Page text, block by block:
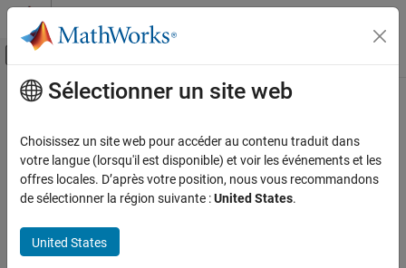
Passer au contenu
Activer/désactiver l'affichage du menu
Accueil de la documentation
Embedded Coder
Code and Tool Customization
Model Configuration Set Customization
Code Generation Configuration Sets
Contenu principal
Eliminated / virtual blocks
Include a summary of eliminated and virtual blocks in the code
generation report
Description
Sélectionner un site web
Choisissez un site web pour accéder au contenu traduit dans
votre langue (lorsqu'il est disponible) et voir les événements et les
offres locales. D’après votre position, nous vous recommandons
de sélectionner la région suivante :United States.
United States